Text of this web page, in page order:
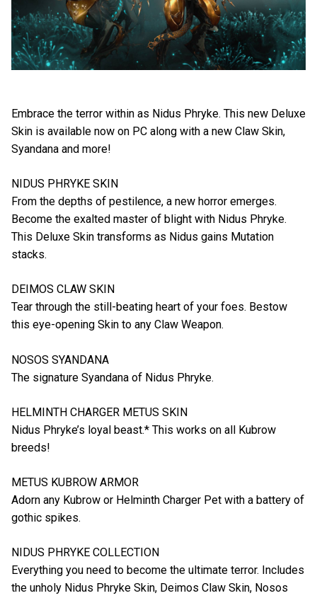
Embrace the terror within as Nidus Phryke. This new Deluxe
Skin is available now on PC along with a new Claw Skin,
Syandana and more!
NIDUS PHRYKE SKIN
From the depths of pestilence, a new horror emerges.
Become the exalted master of blight with Nidus Phryke.
This Deluxe Skin transforms as Nidus gains Mutation
stacks.
DEIMOS CLAW SKIN
Tear through the still-beating heart of your foes. Bestow
this eye-opening Skin to any Claw Weapon.
NOSOS SYANDANA
The signature Syandana of Nidus Phryke.
HELMINTH CHARGER METUS SKIN
Nidus Phryke’s loyal beast.* This works on all Kubrow
breeds!
METUS KUBROW ARMOR
Adorn any Kubrow or Helminth Charger Pet with a battery of
gothic spikes.
NIDUS PHRYKE COLLECTION
Everything you need to become the ultimate terror. Includes
the unholy Nidus Phryke Skin, Deimos Claw Skin, Nosos